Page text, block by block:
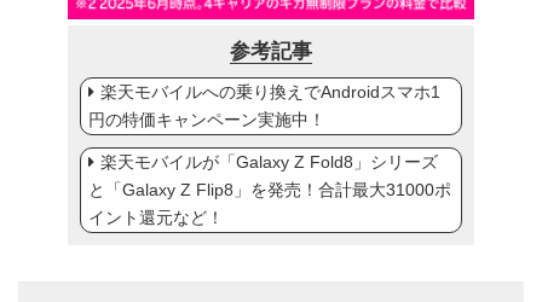
参考記事
楽天モバイルへの乗り換えでAndroidスマホ1
円の特価キャンペーン実施中！
楽天モバイルが「Galaxy Z Fold8」シリーズ
と「Galaxy Z Flip8」を発売！合計最大31000ポ
イント還元など！